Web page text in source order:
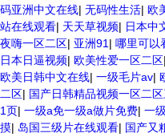
码亚洲中文在线| 无码性生活| 欧
站在线观看| 天天草视频| 日本中
夜嗨一区二区| 亚洲91 | 哪里可以
日本日逼视频| 欧美性爱一区二区|
欧美日韩中文在线| 一级毛片av|
二区| 国产日韩精品视频一区二
1页| 一级a免一级a做片免费| 一
摸| 岛国三级片在线观看| 国产又